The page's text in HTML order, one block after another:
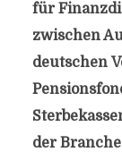
für
zwischen
deutschen
der